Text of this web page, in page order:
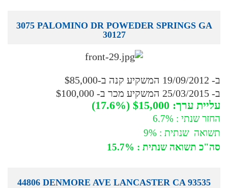
3075 PALOMINO DR POWEDER SPRINGS GA
30127
ב- 19/09/2012 המשקיע קנה ב-$85,000
ב- 25/03/2015 המשקיע מכר ב- $100,000
עליית ערך: $15,000 (17.6%)
החזר שנתי : 6.7%
תשואה שנתית : 9%
סה"כ תשואה שנתית : 15.7%
44806 DENMORE AVE LANCASTER CA 93535